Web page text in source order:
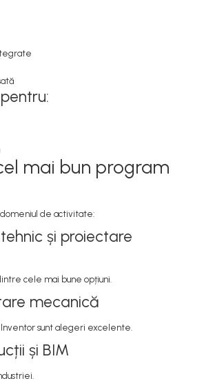
mai bun program
de activitate:
și proiectare
cele mai bune opțiuni.
mecanică
Inventor sunt alegeri excelente.
și BIM